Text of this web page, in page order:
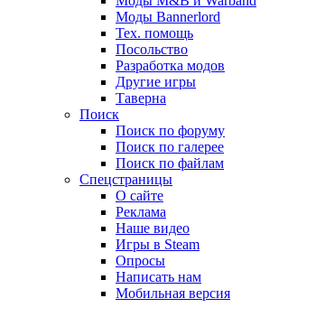
Моды Bannerlord
Тех. помощь
Посольство
Разработка модов
Другие игры
Таверна
Поиск
Поиск по форуму
Поиск по галерее
Поиск по файлам
Спецстраницы
О сайте
Реклама
Наше видео
Игры в Steam
Опросы
Написать нам
Мобильная версия